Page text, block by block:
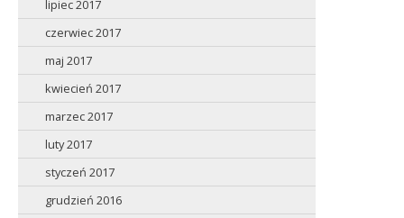
lipiec 2017
czerwiec 2017
maj 2017
kwiecień 2017
marzec 2017
luty 2017
styczeń 2017
grudzień 2016